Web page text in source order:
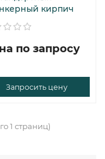
кирпич
по запросу
Запросить цену
1 страниц)